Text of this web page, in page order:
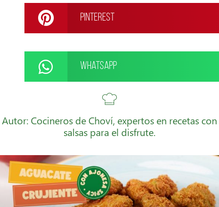
Pinterest
WhatsApp
Autor: Cocineros de Choví, expertos en recetas con
salsas para el disfrute.